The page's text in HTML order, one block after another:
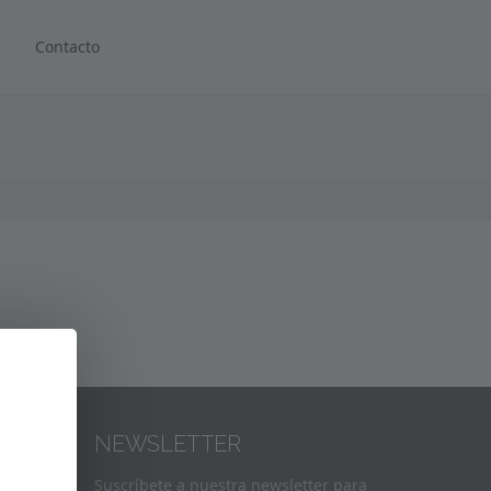
Contacto
NEWSLETTER
Suscríbete a nuestra newsletter para